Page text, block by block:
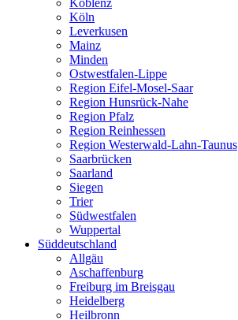
Koblenz
Köln
Leverkusen
Mainz
Minden
Ostwestfalen-Lippe
Region Eifel-Mosel-Saar
Region Hunsrück-Nahe
Region Pfalz
Region Reinhessen
Region Westerwald-Lahn-Taunus
Saarbrücken
Saarland
Siegen
Trier
Südwestfalen
Wuppertal
Süddeutschland
Allgäu
Aschaffenburg
Freiburg im Breisgau
Heidelberg
Heilbronn